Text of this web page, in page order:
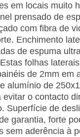
em locais muito
prensado de
com fibra de
Enchimento
de espu­ma
folhas
de 2mm em
alumínio de
o contacto
Superfície de
garantia, forte
sem aderência à